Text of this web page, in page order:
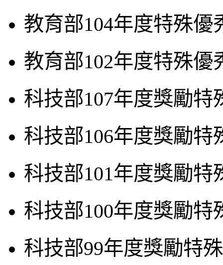
教育部104年度特殊
教育部102年度特殊
科技部107年度獎勵特
科技部106年度獎勵特
科技部101年度獎勵特
科技部100年度獎勵特
科技部99年度獎勵特